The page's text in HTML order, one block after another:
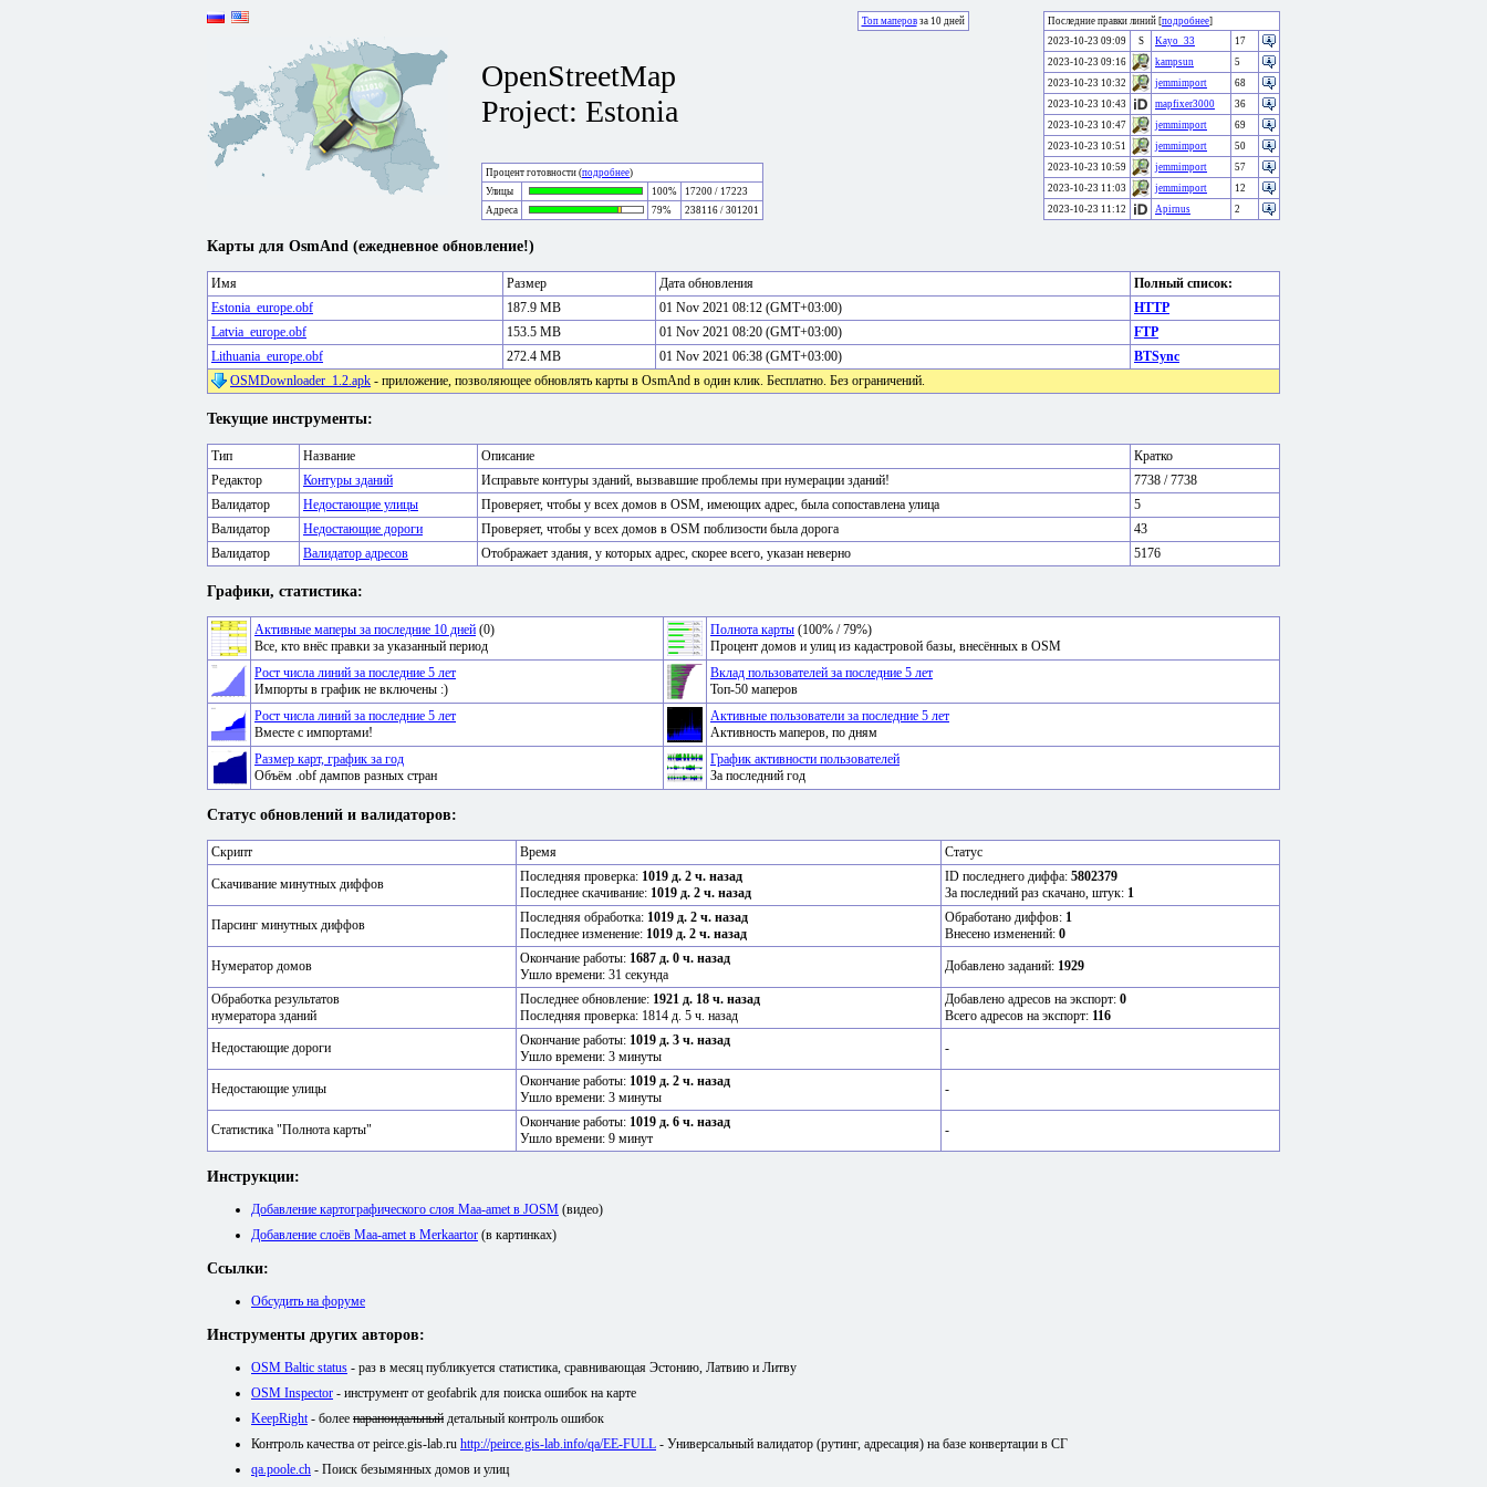
OpenStreetMap
Project: Estonia
Процент готовности (подробнее)
Улицы
100%
17200 / 17223
Адреса
79% 238116 / 301201
Топ маперовза 10 дней Последние правки линий [подробнее]
2023-10-23 09:09
S Kayo_33
17
2023-10-23 09:16
kampsun
5
2023-10-23 10:32
jemmimport
68
2023-10-23 10:43
mapfixer3000
36
2023-10-23 10:47
jemmimport
69
2023-10-23 10:51
jemmimport
50
2023-10-23 10:59
jemmimport
57
2023-10-23 11:03
jemmimport
12
2023-10-23 11:12
Apirnus 2
Карты для OsmAnd (ежедневное обновление!)
Имя Размер Дата обновления
Полный список:
Estonia_europe.obf
187.9 MB 01 Nov 2021 08:12 (GMT+03:00)
HTTP
Latvia_europe.obf
153.5 MB 01 Nov 2021 08:20 (GMT+03:00)
FTP
Lithuania_europe.obf
272.4 MB 01 Nov 2021 06:38 (GMT+03:00)
BTSync
OSMDownloader_1.2.apk - приложение, позволяющее обновлять карты в OsmAnd в один клик. Бесплатно. Без ограничений.
Текущие инструменты:
Тип Название Описание
Кратко
Редактор
Контуры зданий Исправьте контуры зданий, вызвавшие проблемы при нумерации зданий!
7738 / 7738
Валидатор
Недостающие улицы Проверяет, чтобы у всех домов в OSM, имеющих адрес, была сопоставлена улица
5
Валидатор
Недостающие дороги Проверяет, чтобы у всех домов в OSM поблизости была дорога
43
Валидатор
Валидатор адресов Отображает здания, у которых адрес, скорее всего, указан неверно 5176
Графики, статистика:
Активные маперы за последние 10 дней (0)
Все, кто внёс правки за указанный период
Полнота карты (100% / 79%)
Процент домов и улиц из кадастровой базы, внесённых в OSM
Рост числа линий за последние 5 лет
Импорты в график не включены :)
Вклад пользователей за последние 5 лет
Топ-50 маперов
Рост числа линий за последние 5 лет
Вместе с импортами!
Активные пользователи за последние 5 лет
Активность маперов, по дням
Размер карт, график за год
Объём .obf дампов разных стран
График активности пользователей
За последний год
Статус обновлений и валидаторов:
Скрипт Время Статус
Скачивание минутных диффов Последняя проверка: 1019 д. 2 ч. назад
Последнее скачивание: 1019 д. 2 ч. назад
ID последнего диффа: 5802379
За последний раз скачано, штук: 1
Парсинг минутных диффов Последняя обработка: 1019 д. 2 ч. назад
Последнее изменение: 1019 д. 2 ч. назад
Обработано диффов: 1
Внесено изменений: 0
Нумератор домов Окончание работы: 1687 д. 0 ч. назад
Ушло времени: 31 секунда
Добавлено заданий: 1929
Обработка результатов
нумератора зданий
Последнее обновление: 1921 д. 18 ч. назад
Последняя проверка: 1814 д. 5 ч. назад
Добавлено адресов на экспорт: 0
Всего адресов на экспорт: 116
Недостающие дороги Окончание работы: 1019 д. 3 ч. назад
Ушло времени: 3 минуты
-
Недостающие улицы Окончание работы: 1019 д. 2 ч. назад
Ушло времени: 3 минуты
-
Статистика "Полнота карты" Окончание работы: 1019 д. 6 ч. назад
Ушло времени: 9 минут
-
Инструкции:
Добавление картографического слоя Maa-amet в JOSM (видео)
Добавление слоёв Maa-amet в Merkaartor (в картинках)
Ссылки:
Обсудить на форуме
Инструменты других авторов:
OSM Baltic status - раз в месяц публикуется статистика, сравнивающая Эстонию, Латвию и Литву
OSM Inspector - инструмент от geofabrik для поиска ошибок на карте
KeepRight- более параноидальный детальный контроль ошибок
Контроль качества от peirce.gis-lab.ru http://peirce.gis-lab.info/qa/EE-FULL - Универсальный валидатор (рутинг, адресация) на базе конвертации в СГ
qa.poole.ch - Поиск безымянных домов и улиц